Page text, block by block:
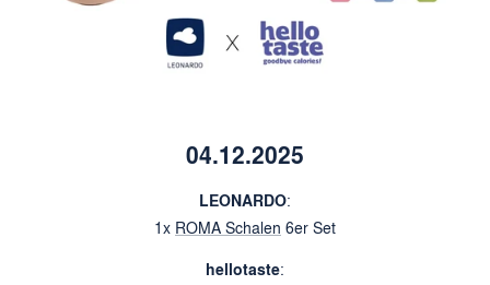
04.12.2025
LEONARDO:
1x ROMA Schalen 6er Set
hellotaste: